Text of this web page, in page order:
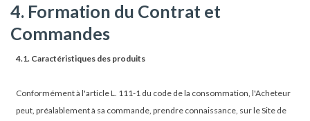
4. Formation du Contrat et
Commandes
4.1. Caractéristiques des produits
Conformément à l'article L. 111-1 du code de la consommation, l'Acheteur
peut, préalablement à sa commande, prendre connaissance, sur le Site de